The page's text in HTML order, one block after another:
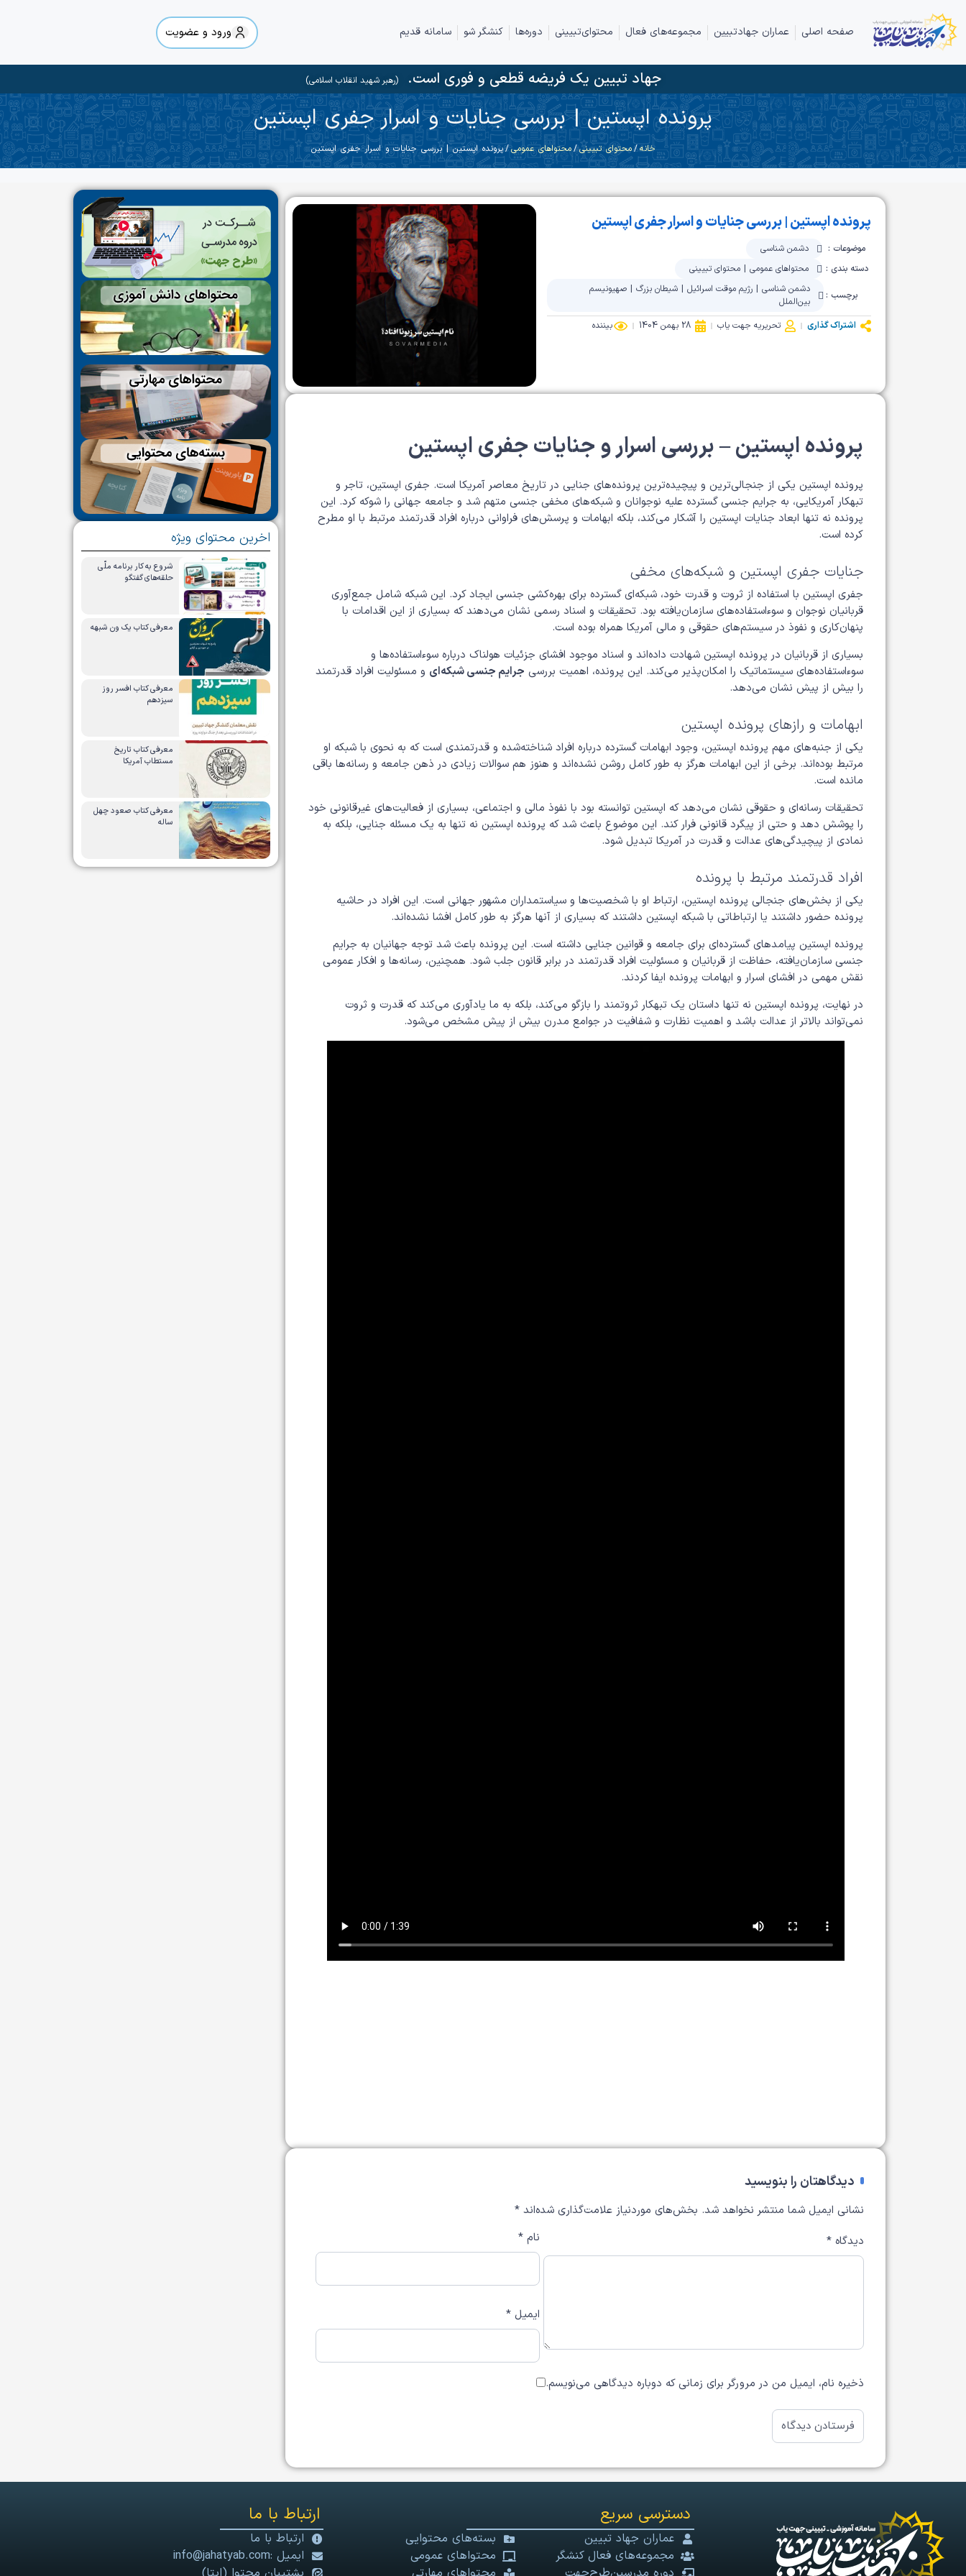
صفحه اصلی عماران جهادتبیین مجموعه‌های فعال محتوای‌تبیینی دوره‌ها کنشگر شو سامانه قدیم ورود و عضویت
جهاد تبیین یک فریضه قطعی و فوری است.(رهبر شهید انقلاب اسلامی)
پرونده اپستین | بررسی جنایات و اسرار جفری اپستین
خانه/محتوای تبیینی/محتواهای عمومی/ پرونده اپستین | بررسی جنایات و اسرار جفری اپستین
پرونده اپستین | بررسی جنایات و اسرار جفری اپستین
موضوعات :
دشمن شناسی
دسته بندی :
محتواهای عمومی| محتوای تبیینی
برچسب : دشمن شناسی |رژیم موقت اسرائیل |شیطان بزرگ |صهیونیسم
بین‌الملل
اشتراک گذاری
تحریریه جهت یاب 28 بهمن 1404 بیننده
پرونده اپستین – بررسی اسرار و جنایات جفری اپستین
پرونده اپستین یکی از جنجالی‌ترین و پیچیده‌ترین پرونده‌های جنایی در تاریخ معاصر آمریکا است. جفری اپستین، تاجر و
تبهکار آمریکایی، به جرایم جنسی گسترده علیه نوجوانان و شبکه‌های مخفی جنسی متهم شد و جامعه جهانی را شوکه کرد. این
پرونده نه تنها ابعاد جنایات اپستین را آشکار می‌کند، بلکه ابهامات و پرسش‌های فراوانی درباره افراد قدرتمند مرتبط با او مطرح
کرده است.
جنایات جفری اپستین و شبکه‌های مخفی
جفری اپستین با استفاده از ثروت و قدرت خود، شبکه‌ای گسترده برای بهره‌کشی جنسی ایجاد کرد. این شبکه شامل جمع‌آوری
قربانیان نوجوان و سوءاستفاده‌های سازمان‌یافته بود. تحقیقات و اسناد رسمی نشان می‌دهند که بسیاری از این اقدامات با
پنهان‌کاری و نفوذ در سیستم‌های حقوقی و مالی آمریکا همراه بوده است.
بسیاری از قربانیان در پرونده اپستین شهادت داده‌اند و اسناد موجود افشای جزئیات هولناک درباره سوءاستفاده‌ها و
سوءاستفاده‌های سیستماتیک را امکان‌پذیر می‌کند. این پرونده، اهمیت بررسی جرایم جنسی شبکه‌ای و مسئولیت افراد قدرتمند
را بیش از پیش نشان می‌دهد.
ابهامات و رازهای پرونده اپستین
یکی از جنبه‌های مهم پرونده اپستین، وجود ابهامات گسترده درباره افراد شناخته‌شده و قدرتمندی است که به نحوی با شبکه او
مرتبط بوده‌اند. برخی از این ابهامات هرگز به طور کامل روشن نشده‌اند و هنوز هم سوالات زیادی در ذهن جامعه و رسانه‌ها باقی
مانده است.
تحقیقات رسانه‌ای و حقوقی نشان می‌دهد که اپستین توانسته بود با نفوذ مالی و اجتماعی، بسیاری از فعالیت‌های غیرقانونی خود
را پوشش دهد و حتی از پیگرد قانونی فرار کند. این موضوع باعث شد که پرونده اپستین نه تنها به یک مسئله جنایی، بلکه به
نمادی از پیچیدگی‌های عدالت و قدرت در آمریکا تبدیل شود.
افراد قدرتمند مرتبط با پرونده
یکی از بخش‌های جنجالی پرونده اپستین، ارتباط او با شخصیت‌ها و سیاستمداران مشهور جهانی است. این افراد در حاشیه
پرونده حضور داشتند یا ارتباطاتی با شبکه اپستین داشتند که بسیاری از آنها هرگز به طور کامل افشا نشده‌اند.
پرونده اپستین پیامدهای گسترده‌ای برای جامعه و قوانین جنایی داشته است. این پرونده باعث شد توجه جهانیان به جرایم
جنسی سازمان‌یافته، حفاظت از قربانیان و مسئولیت افراد قدرتمند در برابر قانون جلب شود. همچنین، رسانه‌ها و افکار عمومی
نقش مهمی در افشای اسرار و ابهامات پرونده ایفا کردند.
در نهایت، پرونده اپستین نه تنها داستان یک تبهکار ثروتمند را بازگو می‌کند، بلکه به ما یادآوری می‌کند که قدرت و ثروت
نمی‌تواند بالاتر از عدالت باشد و اهمیت نظارت و شفافیت در جوامع مدرن بیش از پیش مشخص می‌شود.
دیدگاهتان را بنویسید
نشانی ایمیل شما منتشر نخواهد شد. بخش‌های موردنیاز علامت‌گذاری شده‌اند *
دیدگاه * نام *
ایمیل *
ذخیره نام، ایمیل من در مرورگر برای زمانی که دوباره دیدگاهی می‌نویسم.
اخرین محتوای ویژه
شروع به کار برنامه ملّی
حلقه‌های گفتگو
معرفی کتاب یک ون شبهه
معرفی کتاب افسر روز
سیزدهم
معرفی کتاب تاریخ
مستطاب آمریکا
معرفی کتاب صعود چهل
ساله
دسترسی سریع
عماران جهاد تبیین
مجموعه‌های فعال کنشگر
بسته‌های محتوایی
محتواهای عمومی
ارتباط با ما
ارتباط با ما
ایمیل :info@jahatyab.com